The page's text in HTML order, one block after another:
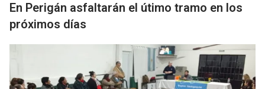
En Perigán asfaltarán el útimo tramo en los
próximos días